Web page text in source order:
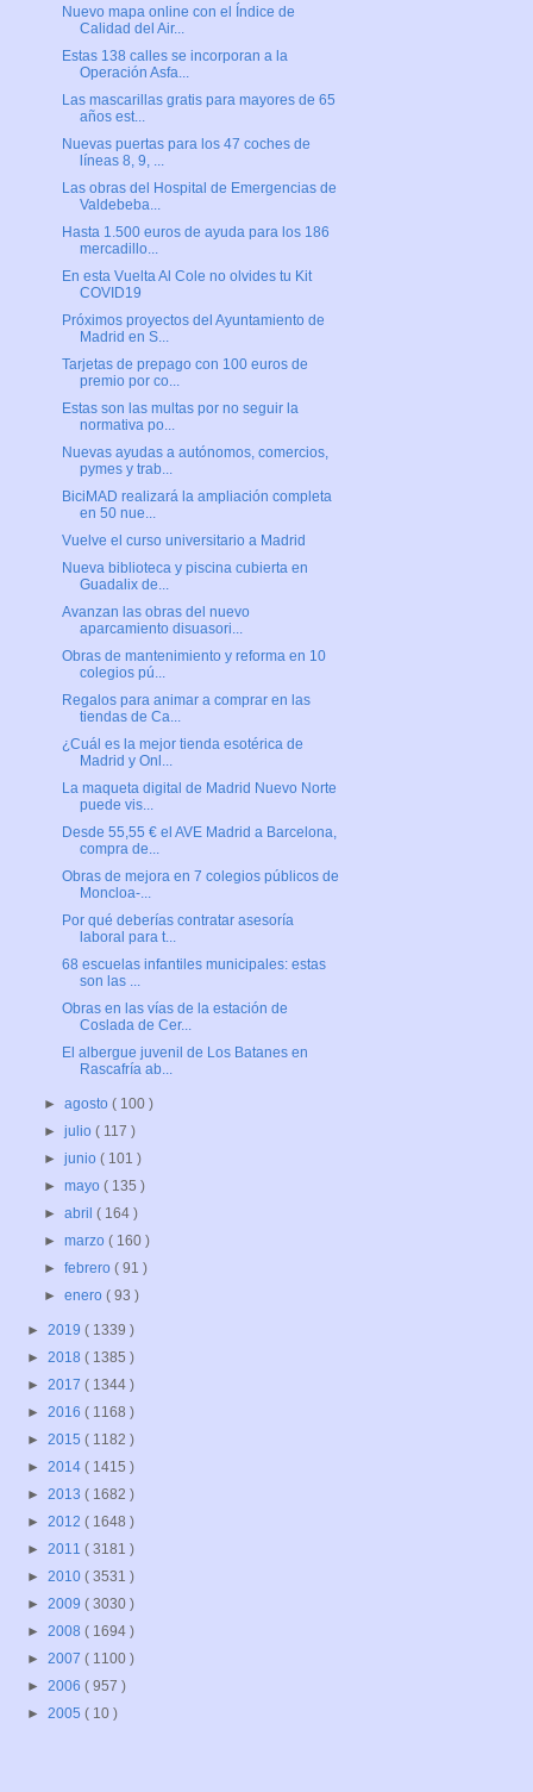
Nuevo mapa online con el Índice de
Calidad del Air...
Estas 138 calles se incorporan a la
Operación Asfa...
Las mascarillas gratis para mayores de 65
años est...
Nuevas puertas para los 47 coches de
líneas 8, 9, ...
Las obras del Hospital de Emergencias de
Valdebeba...
Hasta 1.500 euros de ayuda para los 186
mercadillo...
En esta Vuelta Al Cole no olvides tu Kit
COVID19
Próximos proyectos del Ayuntamiento de
Madrid en S...
Tarjetas de prepago con 100 euros de
premio por co...
Estas son las multas por no seguir la
normativa po...
Nuevas ayudas a autónomos, comercios,
pymes y trab...
BiciMAD realizará la ampliación completa
en 50 nue...
Vuelve el curso universitario a Madrid
Nueva biblioteca y piscina cubierta en
Guadalix de...
Avanzan las obras del nuevo
aparcamiento disuasori...
Obras de mantenimiento y reforma en 10
colegios pú...
Regalos para animar a comprar en las
tiendas de Ca...
¿Cuál es la mejor tienda esotérica de
Madrid y Onl...
La maqueta digital de Madrid Nuevo Norte
puede vis...
Desde 55,55 € el AVE Madrid a Barcelona,
compra de...
Obras de mejora en 7 colegios públicos de
Moncloa-...
Por qué deberías contratar asesoría
laboral para t...
68 escuelas infantiles municipales: estas
son las ...
Obras en las vías de la estación de
Coslada de Cer...
El albergue juvenil de Los Batanes en
Rascafría ab...
►agosto( 100 )
►julio( 117 )
►junio( 101 )
►mayo( 135 )
►abril( 164 )
►marzo( 160 )
►febrero( 91 )
►enero( 93 )
► 2019 ( 1339 )
► 2018 ( 1385 )
► 2017 ( 1344 )
► 2016 ( 1168 )
► 2015 ( 1182 )
► 2014 ( 1415 )
► 2013 ( 1682 )
► 2012 ( 1648 )
► 2011 ( 3181 )
► 2010 ( 3531 )
► 2009 ( 3030 )
► 2008 ( 1694 )
► 2007 ( 1100 )
► 2006 ( 957 )
► 2005 ( 10 )